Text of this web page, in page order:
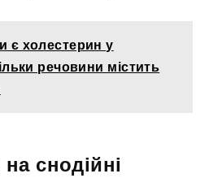
є холестерин у
речовини містить
снодійні